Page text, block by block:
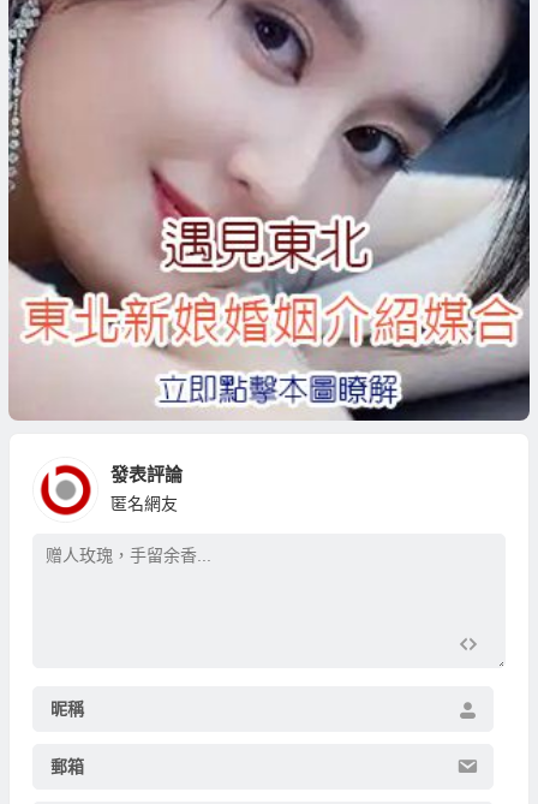
發表評論
匿名網友
昵稱
郵箱